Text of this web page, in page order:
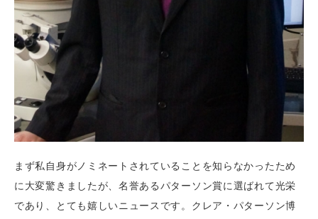
まず私自身がノミネートされていることを知らなかったため
に大変驚きましたが、名誉あるパターソン賞に選ばれて光栄
であり、とても嬉しいニュースです。クレア・パターソン博